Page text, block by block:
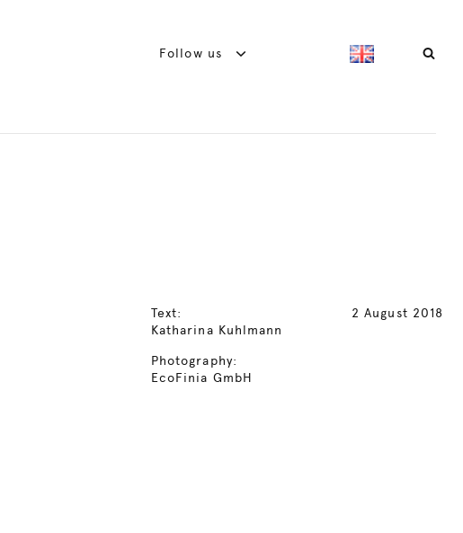
Follow us
Text:
Katharina Kuhlmann
Photography:
EcoFinia GmbH
2 August 2018